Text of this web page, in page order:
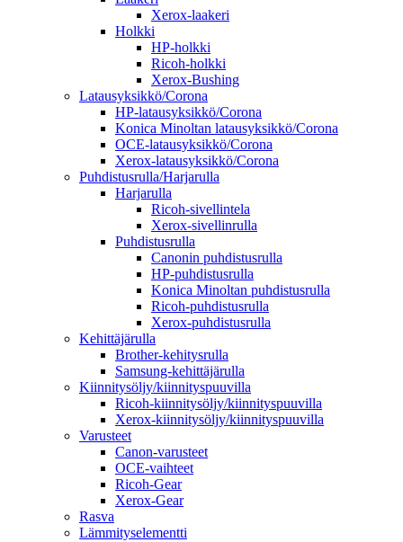
Xerox-laakeri
Holkki
HP-holkki
Ricoh-holkki
Xerox-Bushing
Latausyksikkö/Corona
HP-latausyksikkö/Corona
Konica Minoltan latausyksikkö/Corona
OCE-latausyksikkö/Corona
Xerox-latausyksikkö/Corona
Puhdistusrulla/Harjarulla
Harjarulla
Ricoh-sivellintela
Xerox-sivellinrulla
Puhdistusrulla
Canonin puhdistusrulla
HP-puhdistusrulla
Konica Minoltan puhdistusrulla
Ricoh-puhdistusrulla
Xerox-puhdistusrulla
Kehittäjärulla
Brother-kehitysrulla
Samsung-kehittäjärulla
Kiinnitysöljy/kiinnityspuuvilla
Ricoh-kiinnitysöljy/kiinnityspuuvilla
Xerox-kiinnitysöljy/kiinnityspuuvilla
Varusteet
Canon-varusteet
OCE-vaihteet
Ricoh-Gear
Xerox-Gear
Rasva
Lämmityselementti